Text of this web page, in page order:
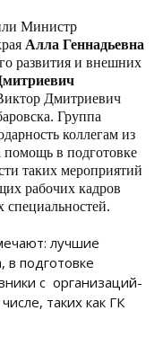
Министр
Алла Геннадьевна
развития и внешних
Дмитриевич
Группа
коллегам из
помощь в подготовке
таких мероприятий
рабочих кадров
лучшие
в подготовке
с организаций-
таких как ГК